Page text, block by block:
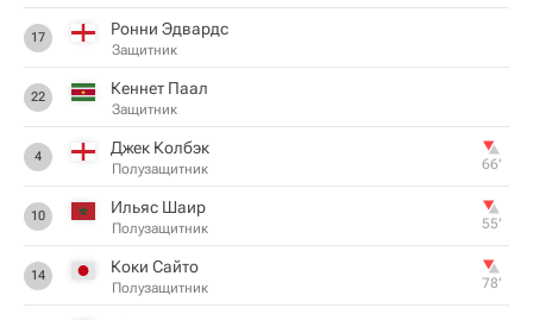
17 Ронни Эдвардс
Защитник
22 Кеннет Паал
Защитник
4 Джек Колбэк
Полузащитник 66‎’‎
10 Ильяс Шаир
Полузащитник 55‎’‎
14 Коки Сайто
Полузащитник 78‎’‎